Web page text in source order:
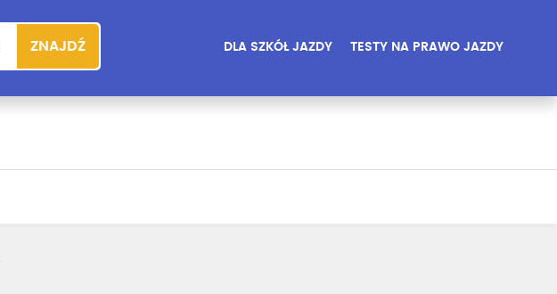
DLA SZKÓŁ JAZDY TESTY NA PRAWO JAZDY
ZNAJDŹ